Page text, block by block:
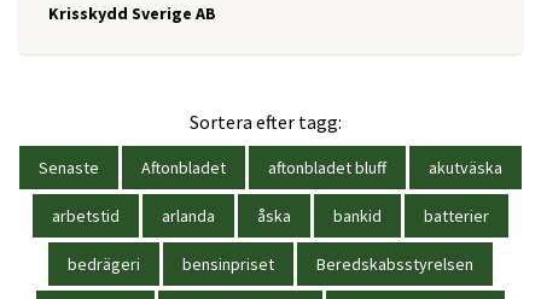
Krisskydd Sverige AB
Sortera efter tagg:
Senaste Aftonbladet aftonbladet bluff akutväska
arbetstid arlanda åska bankid batterier
bedrägeri bensinpriset Beredskabsstyrelsen